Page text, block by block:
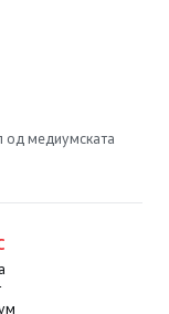
од медиумската